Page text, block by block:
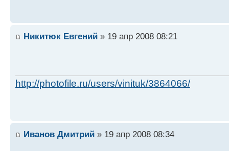
Никитюк Евгений » 19 апр 2008 08:21
http://photofile.ru/users/vinituk/3864066/
Иванов Дмитрий » 19 апр 2008 08:34